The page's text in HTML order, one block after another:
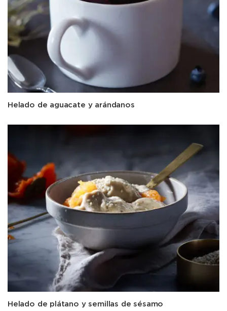
Helado de aguacate y arándanos
Helado de plátano y semillas de sésamo